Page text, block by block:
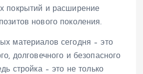
покрытий и расширение
нового поколения.
материалов сегодня – это
долговечного и безопасного
стройка – это не только